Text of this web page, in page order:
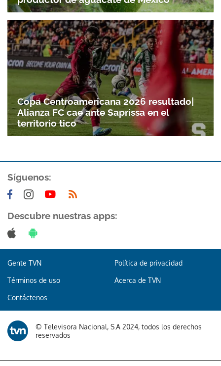
Copa Centroamericana 2026 resultado|
Alianza FC cae ante Saprissa en el
territorio tico
Síguenos:
Descubre nuestras apps:
Gente TVN Política de privacidad
Términos de uso Acerca de TVN
Contáctenos
© Televisora Nacional, S.A 2024, todos los derechos
reservados